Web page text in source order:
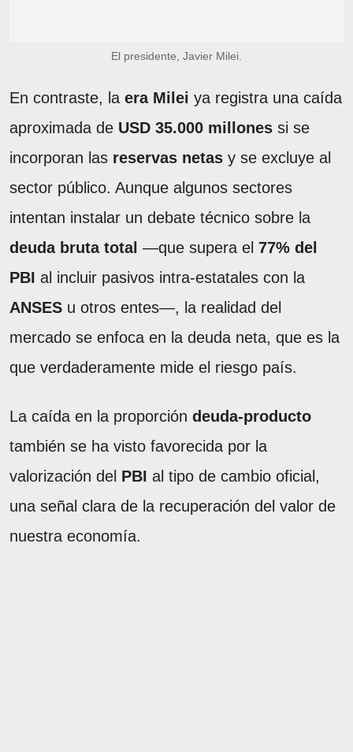
El presidente, Javier Milei.
En contraste, la era Milei ya registra una caída
aproximada de USD 35.000 millones si se
incorporan las reservas netas y se excluye al
sector público. Aunque algunos sectores
intentan instalar un debate técnico sobre la
deuda bruta total —que supera el 77% del
PBI al incluir pasivos intra-estatales con la
ANSES u otros entes—, la realidad del
mercado se enfoca en la deuda neta, que es la
que verdaderamente mide el riesgo país.
La caída en la proporción deuda-producto
también se ha visto favorecida por la
valorización del PBI al tipo de cambio oficial,
una señal clara de la recuperación del valor de
nuestra economía.